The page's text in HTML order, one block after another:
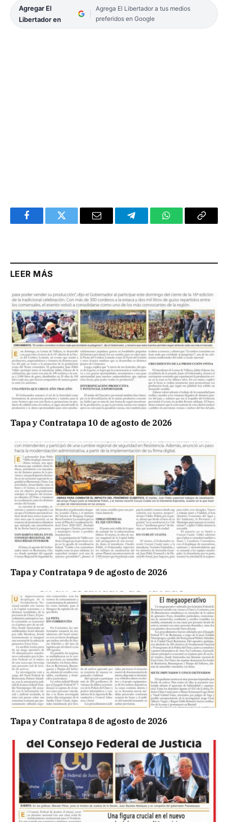
Agregar El
Libertador en
Agrega El Libertador a tus medios
preferidos en Google
FacebookTwitter Email TelegramWhatsAppCopy
LEER MÁS
Tapa y Contratapa 10 de agosto de 2026
Tapa y Contratapa 9 de agosto de 2026
Tapa y Contratapa 8 de agosto de 2026